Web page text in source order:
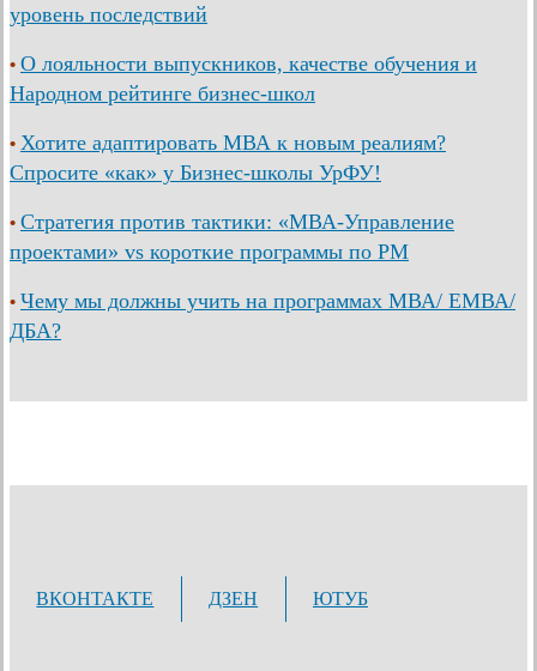
уровень последствий
• О лояльности выпускников, качестве обучения и
Народном рейтинге бизнес-школ
• Хотите адаптировать МВА к новым реалиям?
Спросите «как» у Бизнес-школы УрФУ!
• Стратегия против тактики: «МВА-Управление
проектами» vs короткие программы по PM
• Чему мы должны учить на программах МВА/ ЕМВА/
ДБА?
ВКОНТАКТЕ ДЗЕН ЮТУБ